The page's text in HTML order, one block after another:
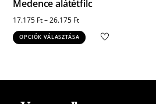
Medence alátétfilc
17.175 Ft– 26.175 Ft
OPCIÓK VÁLASZTÁSA
Ennek